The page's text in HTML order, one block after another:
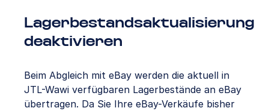
Lagerbestandsaktualisierung
deaktivieren
Beim Abgleich mit eBay werden die aktuell in
JTL-Wawi verfügbaren Lagerbestände an eBay
übertragen. Da Sie Ihre eBay-Verkäufe bisher